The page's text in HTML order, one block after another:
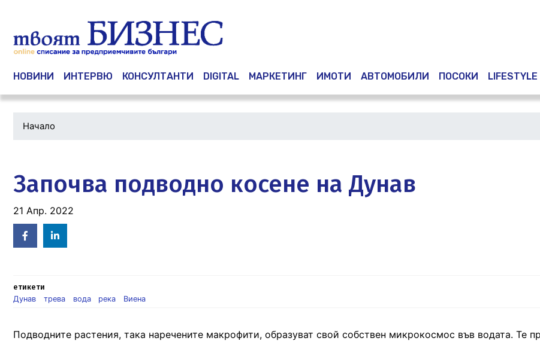
Main navigation
НОВИНИ ИНТЕРВЮ КОНСУЛТАНТИ DIGITAL МАРКЕТИНГ ИМОТИ АВТОМОБИЛИ ПОСОКИ LIFESTYLE
Начало
Започва подводно косене на Дунав
21 Апр. 2022
Facebook
in
етикети
Дунав
трева вода река Виена
Подводните растения, така наречените макрофити, образуват свой собствен микрокосмос във водата. Те